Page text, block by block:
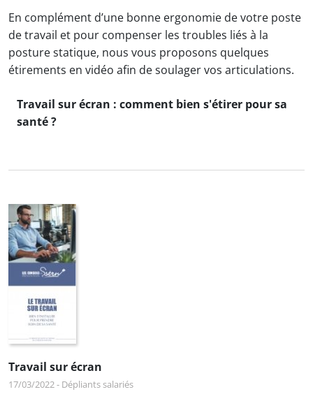
En complément d’une bonne ergonomie de votre poste
de travail et pour compenser les troubles liés à la
posture statique, nous vous proposons quelques
étirements en vidéo afin de soulager vos articulations.
Travail sur écran : comment bien s'étirer pour sa
santé ?
Travail sur écran
17/03/2022- Dépliants salariés